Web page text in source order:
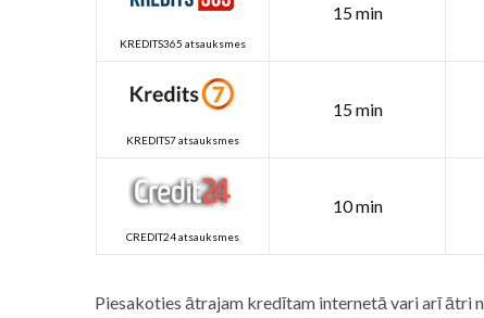
KREDITS365 atsauksmes
15 min
KREDITS7 atsauksmes
15 min
CREDIT24 atsauksmes
10 min
Piesakoties ātrajam kredītam internetā vari arī ātri